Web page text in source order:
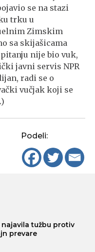
se na stazi
trku u
Zimskim
sa skijašicama
nije bio vuk,
javni servis NPR
radi se o
vučjak koji se
)
Podeli:
najavila tužbu protiv
prevare